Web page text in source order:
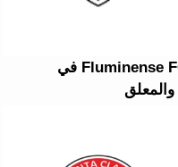
تفاصيل مباراة Botafogo FR ضد Fluminense FC في